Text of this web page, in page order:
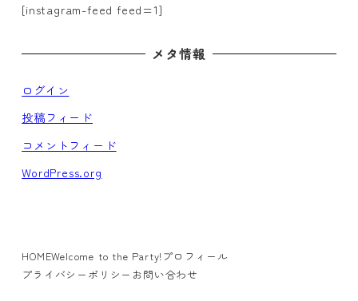
[instagram-feed feed=1]
メタ情報
ログイン
投稿フィード
コメントフィード
WordPress.org
HOMEWelcome to the Party! プロフィール
プライバシーポリシー お問い合わせ